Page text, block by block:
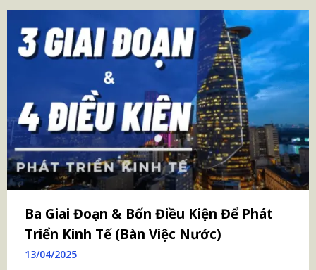
Ba Giai Đoạn & Bốn Điều Kiện Để Phát
Triển Kinh Tế (Bàn Việc Nước)
13/04/2025